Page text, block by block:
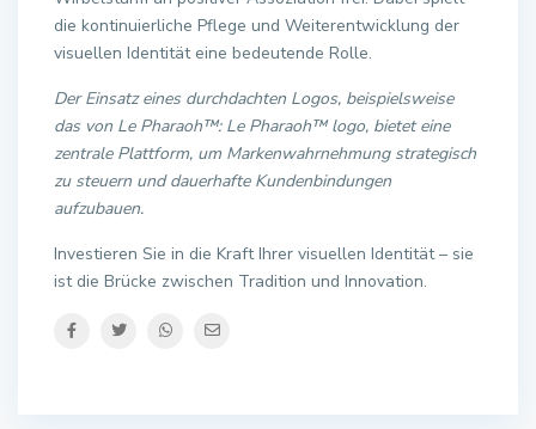
die kontinuierliche Pflege und Weiterentwicklung der
visuellen Identität eine bedeutende Rolle.
Der Einsatz eines durchdachten Logos, beispielsweise
das von Le Pharaoh™: Le Pharaoh™ logo, bietet eine
zentrale Plattform, um Markenwahrnehmung strategisch
zu steuern und dauerhafte Kundenbindungen
aufzubauen.
Investieren Sie in die Kraft Ihrer visuellen Identität – sie
ist die Brücke zwischen Tradition und Innovation.